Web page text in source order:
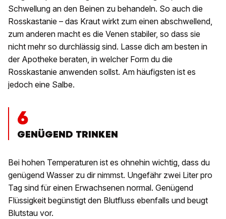
Schwellung an den Beinen zu behandeln. So auch die
Rosskastanie – das Kraut wirkt zum einen abschwellend,
zum anderen macht es die Venen stabiler, so dass sie
nicht mehr so durchlässig sind. Lasse dich am besten in
der Apotheke beraten, in welcher Form du die
Rosskastanie anwenden sollst. Am häufigsten ist es
jedoch eine Salbe.
6
GENÜGEND TRINKEN
Bei hohen Temperaturen ist es ohnehin wichtig, dass du
genügend Wasser zu dir nimmst. Ungefähr zwei Liter pro
Tag sind für einen Erwachsenen normal. Genügend
Flüssigkeit begünstigt den Blutfluss ebenfalls und beugt
Blutstau vor.